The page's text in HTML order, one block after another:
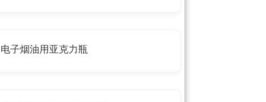
电子烟油用亚克力瓶